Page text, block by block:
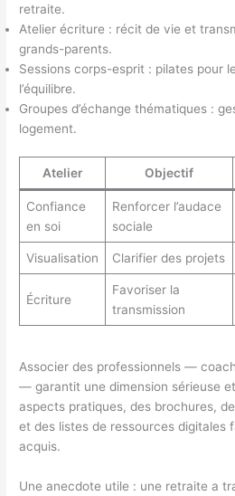
retraite.
Atelier écriture : récit de vie et
grands-parents.
Sessions corps-esprit : pilates pour
l’équilibre.
Groupes d’échange thématiques :
logement.
Atelier Objectif
Confiance
en soi
Renforcer l’audace
sociale
Visualisation Clarifier des projets
Écriture
Favoriser la
transmission
Associer des professionnels —
— garantit une dimension sérieuse
aspects pratiques, des brochures,
et des listes de ressources digitales
acquis.
Une anecdote utile : une retraite a